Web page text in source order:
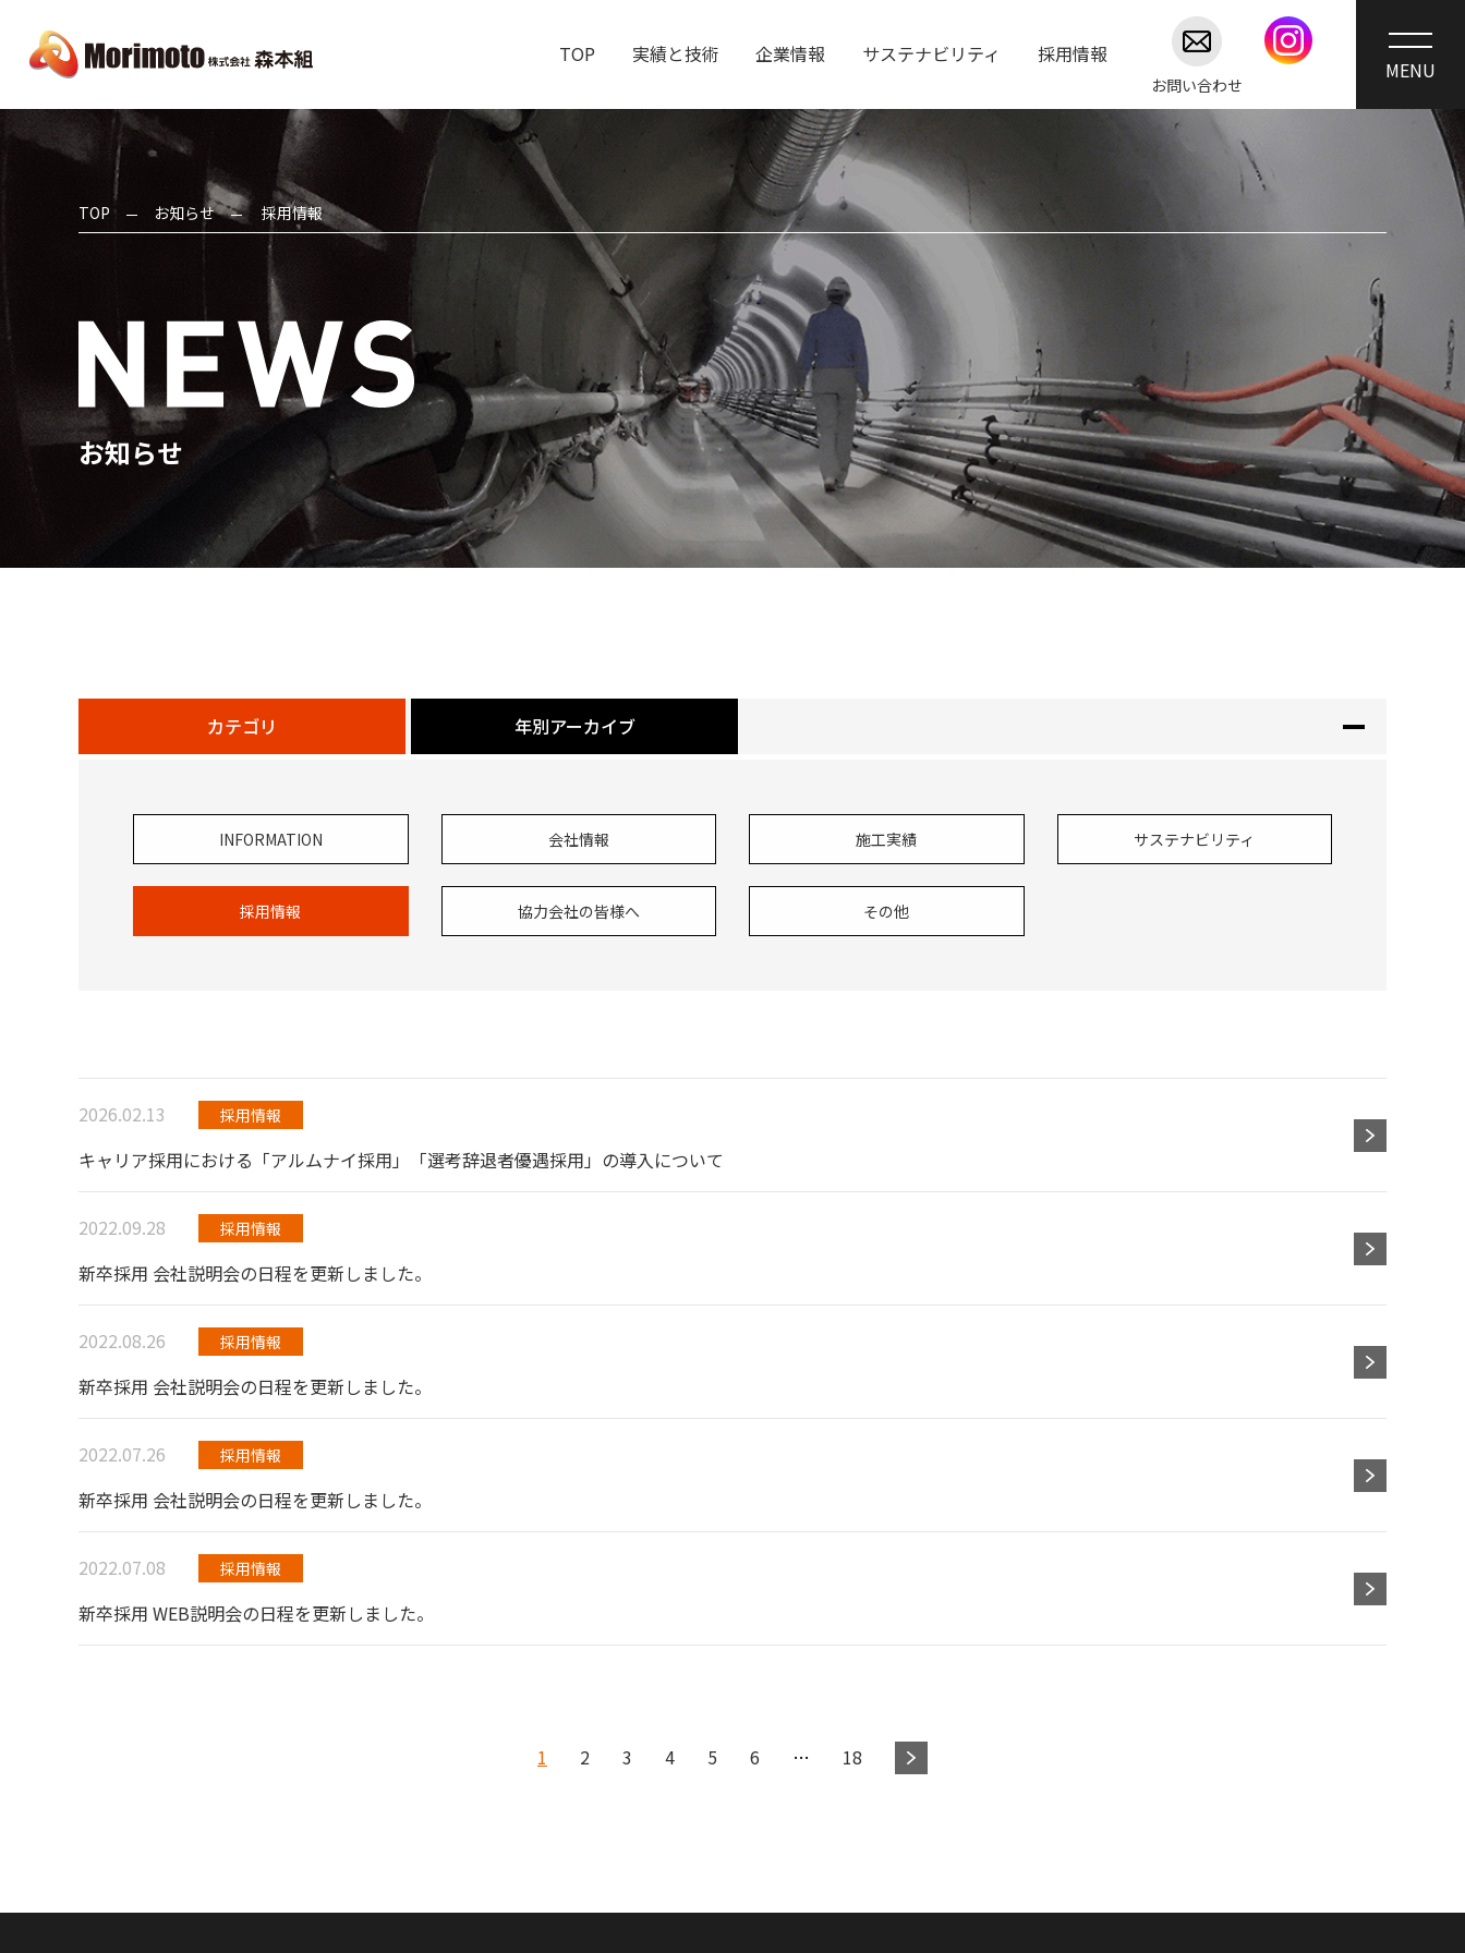
TOP 実績と技術 企業情報 サステナビリティ 採用情報
お問い合わせ
TOP お知らせ 採用情報
お知らせ
カテゴリ 年別アーカイブ
INFORMATION 会社情報 施工実績 サステナビリティ
採用情報 協力会社の皆様へ その他
2026.02.13 採用情報
キャリア採用における「アルムナイ採用」「選考辞退者優遇採用」の導入について
2022.09.28 採用情報
新卒採用 会社説明会の日程を更新しました。
2022.08.26 採用情報
新卒採用 会社説明会の日程を更新しました。
2022.07.26 採用情報
新卒採用 会社説明会の日程を更新しました。
2022.07.08 採用情報
新卒採用 WEB説明会の日程を更新しました。
1 2 3 4 5 6 … 18